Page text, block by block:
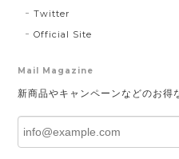
Twitter
Official Site
Mail Magazine
新商品やキャンペーンなどのお得